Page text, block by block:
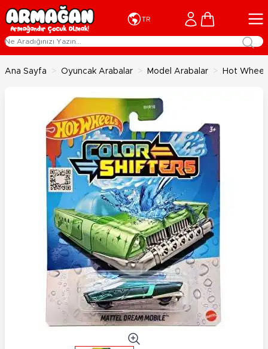
İçeriğe geç
TR Cart
Ana Sayfa > Oyuncak Arabalar > Model Arabalar > Hot